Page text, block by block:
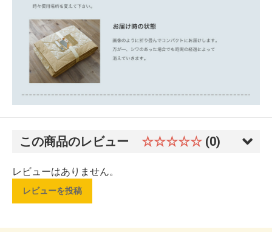
この商品のレビュー ☆☆☆☆☆ (0)
レビューはありません。
レビューを投稿